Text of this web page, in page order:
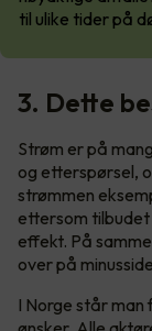
til ulike tider på
3. Dette
Strøm er på
og etterspørsel,
strømmen
ettersom tilbudet
effekt. På
over på
I Norge står